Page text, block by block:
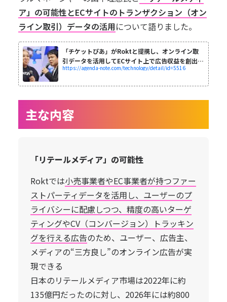
ア」の可能性とECサイトのトランザクション（オン
ライン取引）データの活用について語りました。
「チケットぴあ」がRoktと提携し、オンライン取
引データを活用してECサイト上で広告収益を創出し
た方法とは？
https://agenda-note.com/technology/detail/id=5516
主な内容
「リテールメディア」の可能性
Roktでは小売事業者やEC事業者が持つファー
ストパーティデータを活用し、ユーザーのプ
ライバシーに配慮しつつ、精度の高いターゲ
ティングやCV（コンバージョン）トラッキン
グを行える広告のため、ユーザー、広告主、
メディアの“三方良し”のオンライン広告が実
現できる
日本のリテールメディア市場は2022年に約
135億円だったのに対し、2026年には約800